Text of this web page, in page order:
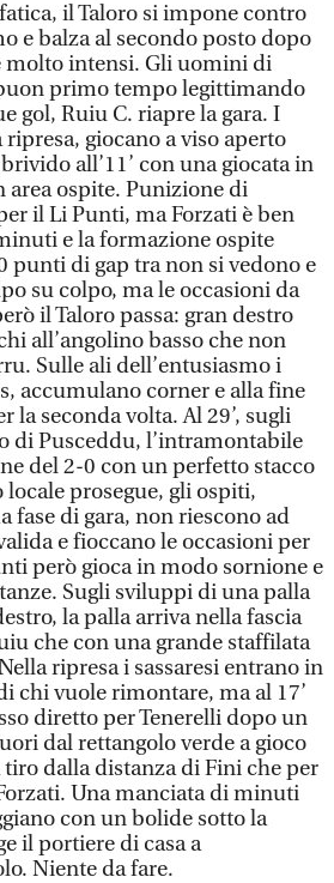
il Taloro si impone contro
e balza al secondo posto dopo
molto intensi. Gli uomini di
primo tempo legittimando
gol, Ruiu C. riapre la gara. I
ripresa, giocano a viso aperto
all’11’ con una giocata in
area ospite. Punizione di
il Li Punti, ma Forzati è ben
e la formazione ospite
punti di gap tra non si vedono e
su colpo, ma le occasioni da
il Taloro passa: gran destro
all’angolino basso che non
Sulle ali dell’entusiasmo i
accumulano corner e alla fine
la seconda volta. Al 29’, sugli
di Pusceddu, l’intramontabile
del 2-0 con un perfetto stacco
prosegue, gli ospiti,
di gara, non riescono ad
e fioccano le occasioni per
però gioca in modo sornione e
Sugli sviluppi di una palla
la palla arriva nella fascia
che con una grande staffilata
ripresa i sassaresi entrano in
chi vuole rimontare, ma al 17’
diretto per Tenerelli dopo un
dal rettangolo verde a gioco
dalla distanza di Fini che per
Una manciata di minuti
con un bolide sotto la
il portiere di casa a
Niente da fare.